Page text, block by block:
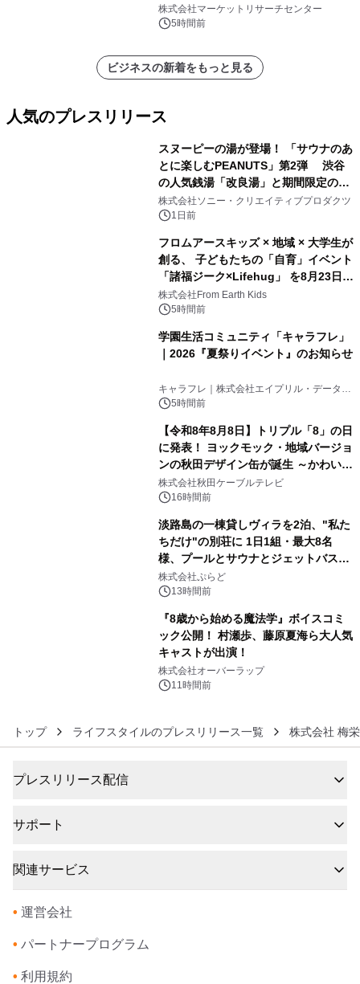
レポートを発表
株式会社マーケットリサーチセンター
5時間前
ビジネスの新着をもっと見る
人気のプレスリリース
スヌーピーの湯が登場！ 「サウナのあ
とに楽しむPEANUTS」第2弾 渋谷
の人気銭湯「改良湯」と期間限定のコ
ラボレーション サウナイキタイコラ
ボグッズも発売決定！
株式会社ソニー・クリエイティブプロダクツ
1日前
フロムアースキッズ × 地域 × 大学生が
創る、 子どもたちの「自育」イベント
「諸福ジーク×Lifehug」 を8月23日
(日)開催
株式会社From Earth Kids
5時間前
学園生活コミュニティ「キャラフレ」
｜2026『夏祭りイベント』のお知らせ
キャラフレ｜株式会社エイプリル・データ・
デザインズ
5時間前
【令和8年8月8日】トリプル「8」の日
に発表！ ヨックモック・地域バージョ
ンの秋田デザイン缶が誕生 ～かわいい
秋田犬の子犬と秋田の四季と名所を巡
るパッケージ～ 9月1日(火)秋田県内で
株式会社秋田ケーブルテレビ
16時間前
淡路島の一棟貸しヴィラを2泊、"私た
ちだけ"の別荘に 1日1組・最大8名
様、プールとサウナとジェットバス付
きで Villa Mon Temps AWAJIの連泊
素泊りプラン
株式会社ぷらど
13時間前
『8歳から始める魔法学』ボイスコミ
ック公開！ 村瀬歩、藤原夏海ら大人気
キャストが出演！
株式会社オーバーラップ
11時間前
トップ ライフスタイルのプレスリリース一覧 株式会社 梅
プレスリリース配信
サポート
関連サービス
• 運営会社
• パートナープログラム
• 利用規約